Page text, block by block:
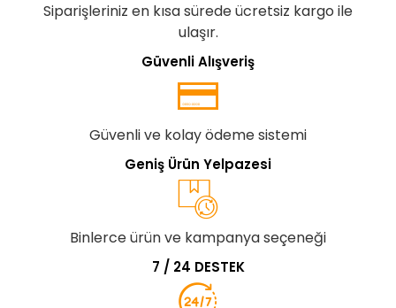
Siparişleriniz en kısa sürede ücretsiz kargo ile
ulaşır.
Güvenli Alışveriş
Güvenli ve kolay ödeme sistemi
Geniş Ürün Yelpazesi
Binlerce ürün ve kampanya seçeneği
7 / 24 DESTEK